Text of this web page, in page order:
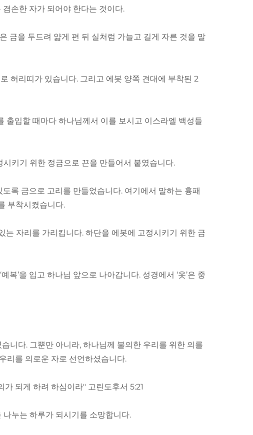
손한 자가 되어야 한다는 것이다.
금을 두드려 얇게 편 뒤 실처럼 가늘고 길게 자른 것을 말
허리띠가 있습니다. 그리고 에봇 양쪽 견대에 부착된 2
출입할 때마다 하나님께서 이를 보시고 이스라엘 백성들
키기 위한 정금으로 끈을 만들어서 붙였습니다.
록 금으로 고리를 만들었습니다. 여기에서 말하는 흉패
부착시켰습니다.
자리를 가리킵니다. 하단을 에봇에 고정시키기 위한 금
’을 입고 하나님 앞으로 나아갑니다. 성경에서 ‘옷’은 중
니다. 그뿐만 아니라, 하나님께 불의한 우리를 위한 의를
리를 의로운 자로 선언하셨습니다.
되게 하려 하심이라" 고린도후서 5:21
누는 하루가 되시기를 소망합니다.